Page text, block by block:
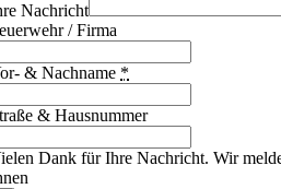
Nachricht
/ Firma
& Nachname *
& Hausnummer
Dank für Ihre Nachricht. Wir